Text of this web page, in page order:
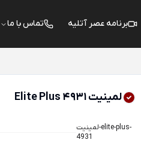
برنامه عصر آتلیه تماس با ما
لمینیت Elite Plus 4931
لمینیت-elite-plus-
4931